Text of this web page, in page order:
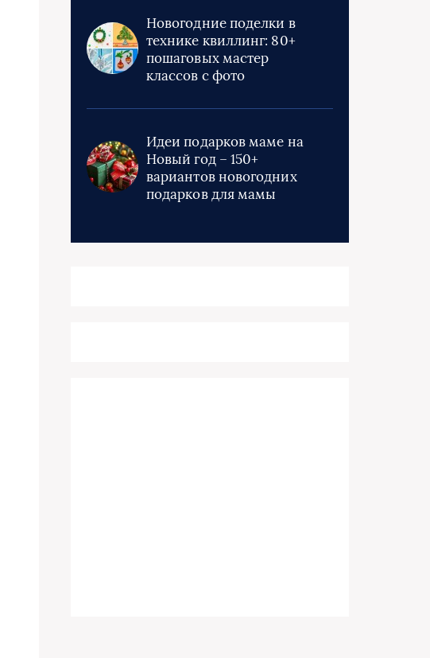
Новогодние поделки в
технике квиллинг: 80+
пошаговых мастер
классов с фото
Идеи подарков маме на
Новый год – 150+
вариантов новогодних
подарков для мамы